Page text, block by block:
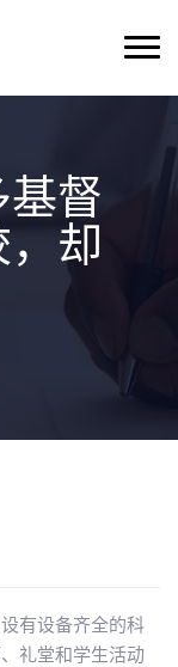
督
却
有设备齐全的科
礼堂和学生活动